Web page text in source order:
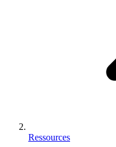
Ressources